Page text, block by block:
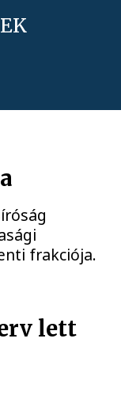
frakciója.
lett